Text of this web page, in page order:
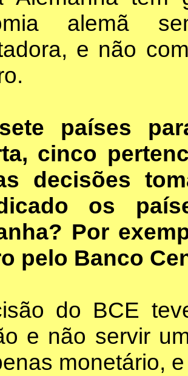
alemã
e não
países
cinco
decisões
os
Por
pelo Banco
do BCE
e não servir
monetário,